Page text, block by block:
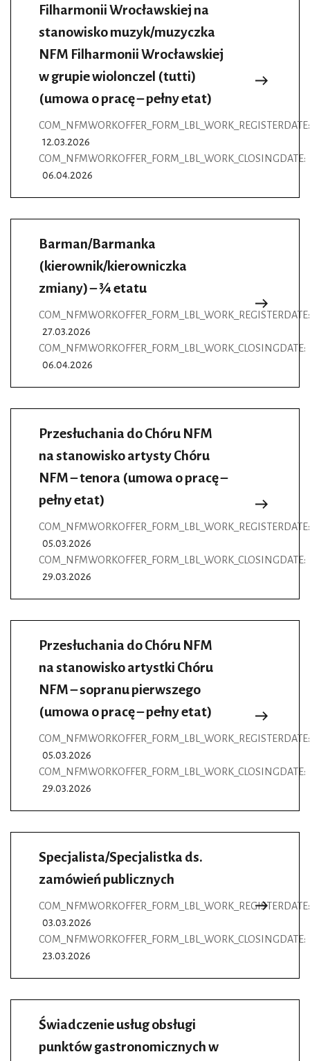
Filharmonii Wrocławskiej na
stanowisko muzyk/muzyczka
NFM Filharmonii Wrocławskiej
w grupie wiolonczel (tutti)
(umowa o pracę – pełny etat)
COM_NFMWORKOFFER_FORM_LBL_WORK_REGISTERDATE:
12.03.2026
COM_NFMWORKOFFER_FORM_LBL_WORK_CLOSINGDATE:
06.04.2026
Barman/Barmanka
(kierownik/kierowniczka
zmiany) – ¾ etatu
COM_NFMWORKOFFER_FORM_LBL_WORK_REGISTERDATE:
27.03.2026
COM_NFMWORKOFFER_FORM_LBL_WORK_CLOSINGDATE:
06.04.2026
Przesłuchania do Chóru NFM
na stanowisko artysty Chóru
NFM – tenora (umowa o pracę –
pełny etat)
COM_NFMWORKOFFER_FORM_LBL_WORK_REGISTERDATE:
05.03.2026
COM_NFMWORKOFFER_FORM_LBL_WORK_CLOSINGDATE:
29.03.2026
Przesłuchania do Chóru NFM
na stanowisko artystki Chóru
NFM – sopranu pierwszego
(umowa o pracę – pełny etat)
COM_NFMWORKOFFER_FORM_LBL_WORK_REGISTERDATE:
05.03.2026
COM_NFMWORKOFFER_FORM_LBL_WORK_CLOSINGDATE:
29.03.2026
Specjalista/Specjalistka ds.
zamówień publicznych
COM_NFMWORKOFFER_FORM_LBL_WORK_REGISTERDATE:
03.03.2026
COM_NFMWORKOFFER_FORM_LBL_WORK_CLOSINGDATE:
23.03.2026
Świadczenie usług obsługi
punktów gastronomicznych w